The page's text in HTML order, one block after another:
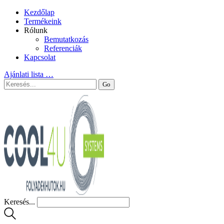
Kezdőlap
Termékeink
Rólunk
Bemutatkozás
Referenciák
Kapcsolat
Ajánlati lista …
Keresés...